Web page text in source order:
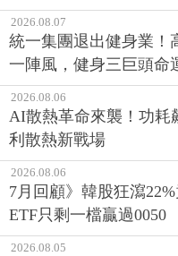
2026.08.07
統一集團退出健身業！
一陣風，健身三巨頭命
2026.08.06
AI散熱革命來襲！功耗
利散熱新戰場
2026.08.06
7月回顧》韓股狂瀉
ETF只剩一檔贏過0050
2026.08.05